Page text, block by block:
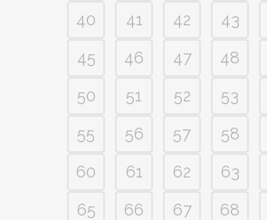
40
41 42 43
45
46 47 48
50
51 52 53
55
56 57 58
60
61 62 63
65
66 67 68